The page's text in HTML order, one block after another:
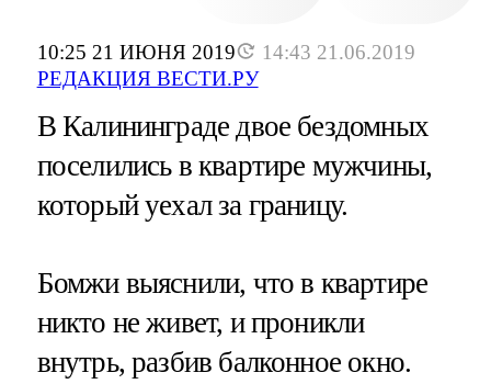
10:25 21 ИЮНЯ 2019
14:43 21.06.2019
РЕДАКЦИЯ ВЕСТИ.РУ
В Калининграде двое бездомных
поселились в квартире мужчины,
который уехал за границу.
Бомжи выяснили, что в квартире
никто не живет, и проникли
внутрь, разбив балконное окно.